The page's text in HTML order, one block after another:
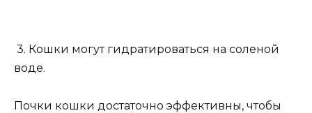
3. Кошки могут гидратироваться на соленой
воде.
Почки кошки достаточно эффективны, чтобы